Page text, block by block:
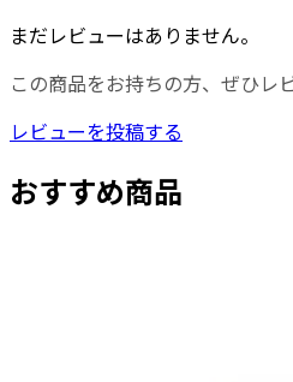
まだレビューはありません。
この商品をお持ちの方、ぜひレ
レビューを投稿する
おすすめ商品